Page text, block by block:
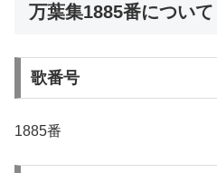
万葉集1885番について
歌番号
1885番